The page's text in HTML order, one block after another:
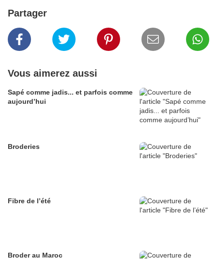
Partager
Vous aimerez aussi
Sapé comme jadis... et parfois comme
aujourd’hui
Broderies
Fibre de l’été
Broder au Maroc